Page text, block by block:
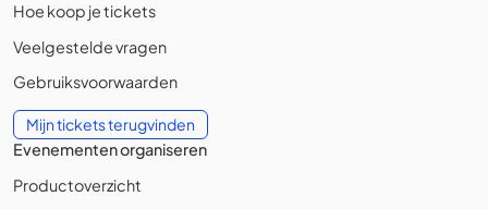
Hoe koop je tickets
Veelgestelde vragen
Gebruiksvoorwaarden
Mijn tickets terugvinden
Evenementen organiseren
Productoverzicht